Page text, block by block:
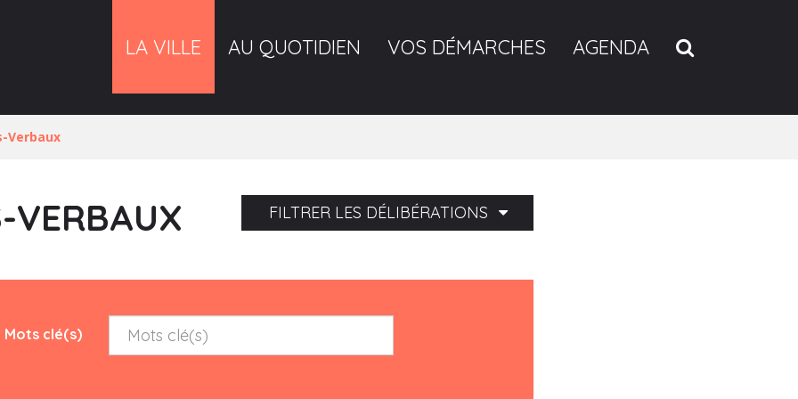
LA VILLE AU QUOTIDIEN VOS DÉMARCHES AGENDA
Verbaux
VERBAUX FILTRER LES DÉLIBÉRATIONS
Mots clé(s)